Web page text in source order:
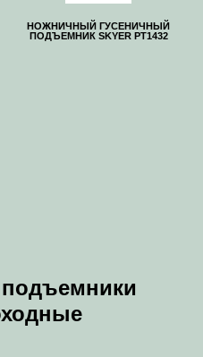
НОЖНИЧНЫЙ ГУСЕНИЧНЫЙ
ПОДЪЕМНИК SKYER PT1432